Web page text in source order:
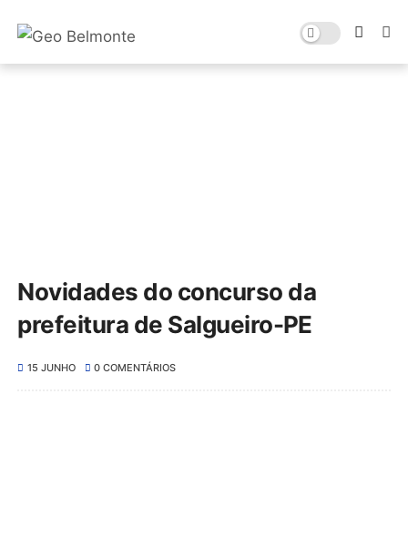
Novidades do concurso da
prefeitura de Salgueiro-PE
15 JUNHO 0 COMENTÁRIOS